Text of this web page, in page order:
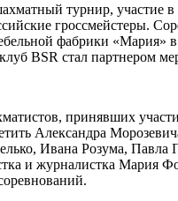
турнир, участие в
гроссмейстеры.
фабрики «Мария» в
BSR стал партнером
принявших
Александра
Ивана Розума, Павла
и журналистка Мария